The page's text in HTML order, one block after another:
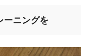
ーニングを